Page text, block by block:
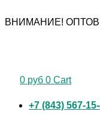
кВНИМАНИЕ!
0 руб 0 Cart
+7 (843) 567-
товаров
товаров
товара